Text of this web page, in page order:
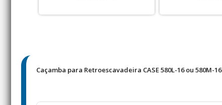
Caçamba para Retroescavadeira CASE 580L-16 ou 580M-16